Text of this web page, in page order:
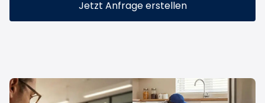
Jetzt Anfrage erstellen